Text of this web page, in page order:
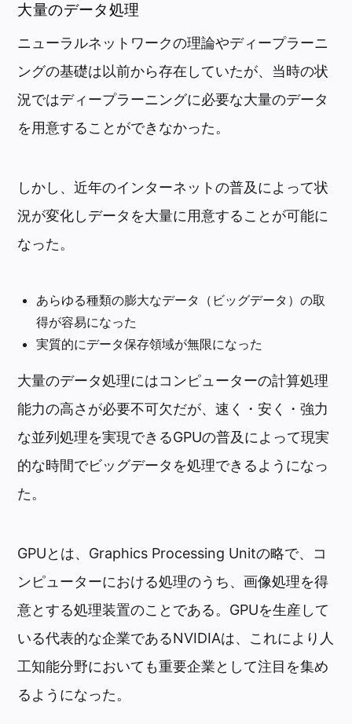
大量のデータ処理
ニューラルネットワークの理論やディープラーニ
ングの基礎は以前から存在していたが、当時の状
況ではディープラーニングに必要な大量のデータ
を用意することができなかった。
しかし、近年のインターネットの普及によって状
況が変化しデータを大量に用意することが可能に
なった。
あらゆる種類の膨大なデータ（ビッグデータ）の取
得が容易になった
実質的にデータ保存領域が無限になった
大量のデータ処理にはコンピューターの計算処理
能力の高さが必要不可欠だが、速く・安く・強力
な並列処理を実現できるGPUの普及によって現実
的な時間でビッグデータを処理できるようになっ
た。
GPUとは、Graphics Processing Unitの略で、コ
ンピューターにおける処理のうち、画像処理を得
意とする処理装置のことである。GPUを生産して
いる代表的な企業であるNVIDIAは、これにより人
工知能分野においても重要企業として注目を集め
るようになった。